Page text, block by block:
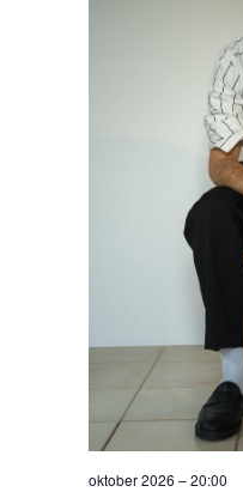
oktober 2026 – 20:00